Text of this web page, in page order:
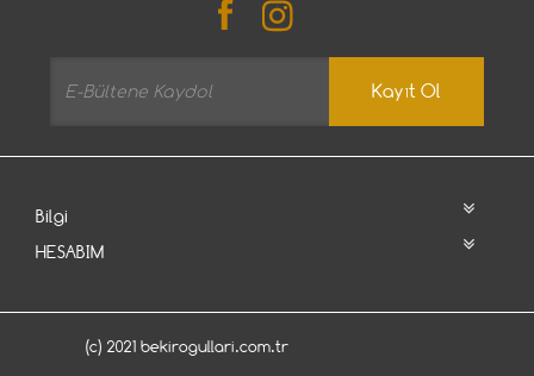
Kayıt Ol
Bilgi
HESABIM
(c) 2021 bekirogullari.com.tr